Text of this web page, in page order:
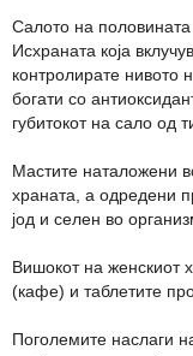
Салото на
Исхраната која
контролирате нивото
богати со
губитокот на сало од
Мастите наталожени
храната, а одредени
јод и селен во
Вишокот на женскиот
(кафе) и таблетите
Поголемите наслаги